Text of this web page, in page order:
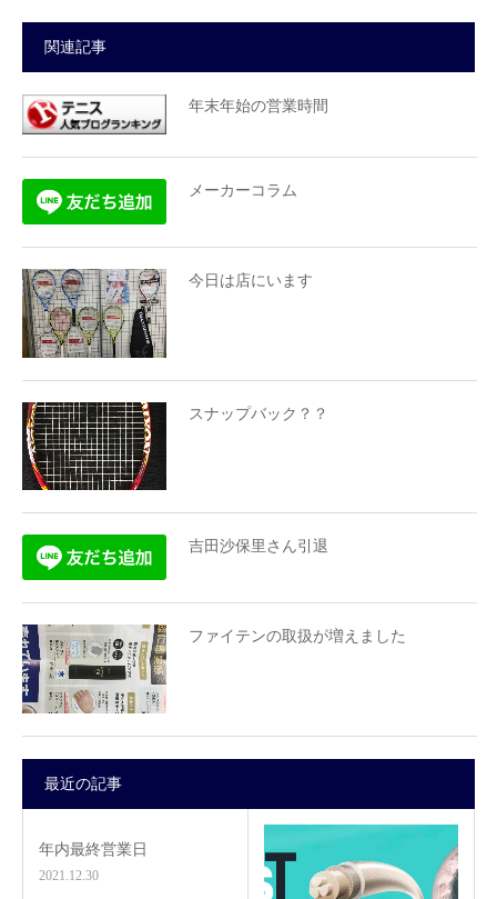
関連記事
年末年始の営業時間
メーカーコラム
今日は店にいます
スナップバック？？
吉田沙保里さん引退
ファイテンの取扱が増えました
最近の記事
年内最終営業日
2021.12.30